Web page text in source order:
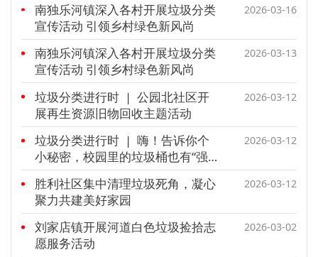
南独乐河镇深入各村开展垃圾分类
宣传活动 引领乡村绿色新风尚
2026-03-16
南独乐河镇深入各村开展垃圾分类
宣传活动 引领乡村绿色新风尚
2026-03-13
垃圾分类进行时 | 公园北社区开
展再生资源旧物回收主题活动
2026-03-12
垃圾分类进行时 | 嗨！告诉你个
小秘密，校园里的垃圾桶也有“强
迫症”
2026-03-12
胜利社区集中清理垃圾死角，凝心
聚力共建美好家园
2026-03-12
刘家店镇开展河道白色垃圾捡拾志
愿服务活动
2026-03-02